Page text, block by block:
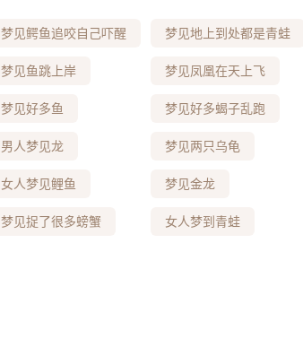
梦见鳄鱼追咬自己吓醒 梦见地上到处都是青蛙
梦见鱼跳上岸 梦见凤凰在天上飞
梦见好多鱼 梦见好多蝎子乱跑
男人梦见龙 梦见两只乌龟
女人梦见鲤鱼 梦见金龙
梦见捉了很多螃蟹 女人梦到青蛙